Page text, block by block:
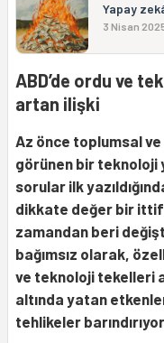
Yapay
3 Nisan
ABD’de ordu ve
artan ilişki
Az önce toplumsal
görünen bir teknoloji
sorular ilk
dikkate değer bir
zamandan beri
bağımsız olarak,
ve teknoloji tekelleri
altında yatan
tehlikeler